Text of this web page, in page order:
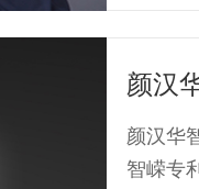
颜汉
颜汉华
智嵘专